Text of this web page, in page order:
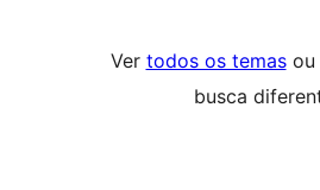
Ver todos os temasou
busca